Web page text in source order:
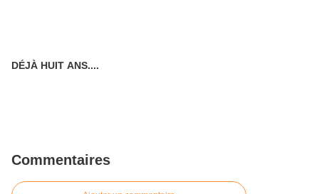
DÉJÀ HUIT ANS....
Commentaires